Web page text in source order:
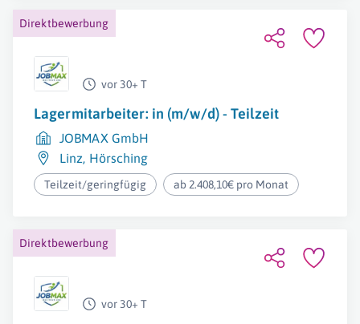
Direktbewerbung
vor 30+ T
Lagermitarbeiter: in (m/w/d) - Teilzeit
JOBMAX GmbH
Linz, Hörsching
Teilzeit/geringfügig ab 2.408,10€ pro Monat
Direktbewerbung
vor 30+ T